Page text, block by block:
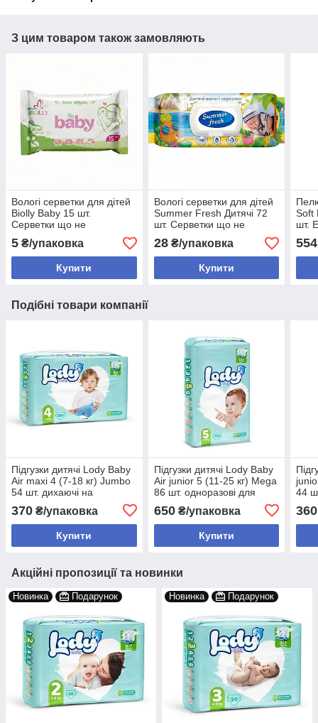
З цим товаром також замовляють
Вологі серветки для дітей
Biolly Baby 15 шт.
Серветки що не
5 ₴/упаковка
Купити
Вологі серветки для дітей
Summer Fresh Дитячі 72
шт. Серветки що не
28₴/упаковка
Купити
Soft
шт.
554
Подібні товари компанії
Підгузки дитячі Lody Baby
Air maxi 4 (7-18 кг) Jumbo
54 шт. дихаючі на
370 ₴/упаковка
Купити
Підгузки дитячі Lody Baby
Air junior 5 (11-25 кг) Mega
86 шт. одноразові для
упаковка
650₴/упаковка
Купити
44
360
Акційні пропозиції та новинки
Новинка Подарунок Новинка Подарунок